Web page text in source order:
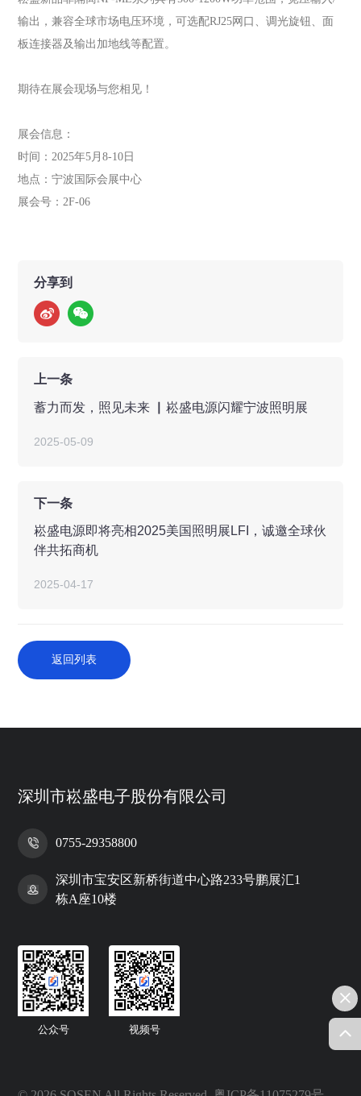
输出，兼容全球市场电压环境，可选配RJ25网口、调光旋钮、面
板连接器及输出加地线等配置。
期待在展会现场与您相见！
展会信息：
时间：2025年5月8-10日
地点：宁波国际会展中心
展会号：2F-06
分享到
上一条
蓄力而发，照见未来 ▏崧盛电源闪耀宁波照明展
2025-05-09
下一条
崧盛电源即将亮相2025美国照明展LFI，诚邀全球伙
伴共拓商机
2025-04-17
返回列表
深圳市崧盛电子股份有限公司
0755-29358800
深圳市宝安区新桥街道中心路233号鹏展汇1
栋A座10楼
公众号 视频号